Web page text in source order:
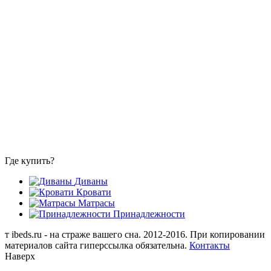
Где купить?
Диваны
Кровати
Матрасы
Принадлежности
т ibeds.ru - на страже вашего сна. 2012-2016. При копировании
материалов сайта гиперссылка обязательна. Контакты
Наверх